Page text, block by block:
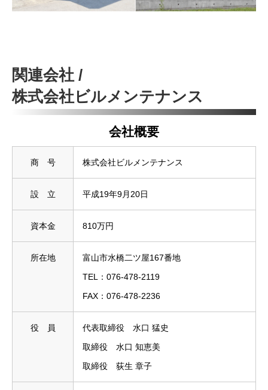
関連会社 /
株式会社ビルメンテナンス
会社概要
商 号 株式会社ビルメンテナンス
設 立 平成19年9月20日
資本金 810万円
所在地
富山市水橋二ツ屋167番地
TEL：076-478-2119
FAX：076-478-2236
役 員
代表取締役 水口 猛史
取締役 水口 知恵美
取締役 荻生 章子